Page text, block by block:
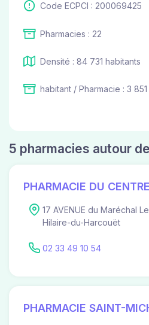
Code ECPCI : 200069425
Pharmacies : 22
Densité : 84 731 habitants
habitant / Pharmacie : 3 851
5 pharmacies autour
PHARMACIE DU CENTRE
17 AVENUE du Maréchal
Hilaire-du-Harcouët
02 33 49 10 54
PHARMACIE SAINT-